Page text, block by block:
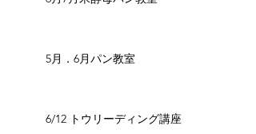
5月．6月パン教室
6/12 トウリーディング講座